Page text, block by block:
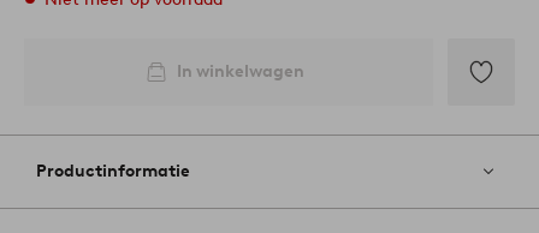
In winkelwagen
aan
Productinformatie